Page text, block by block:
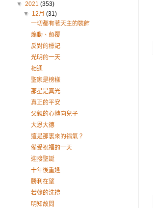
▼ 2021 (353)
▼ 12月(31)
一切都有著天主的裝飾
煽動、顛覆
反對的標記
光明的一天
相通
聖家是榜樣
那星是真光
真正的平安
父親的心轉向兒子
大恩大德
這是那裏來的福氣？
備受祝福的一天
迎接聖誕
十年後重逢
勝利在望
若翰的洗禮
明知故問